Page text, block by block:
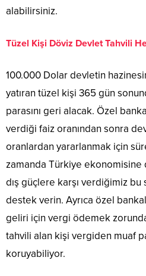
alabilirsiniz.
Tüzel Kişi Döviz Devlet Tahvili
100.000 Dolar devletin
yatıran tüzel kişi 365 gün
parasını geri alacak. Özel
verdiği faiz oranından sonra
oranlardan yararlanmak için süre
zamanda Türkiye ekonomisine
dış güçlere karşı verdiğimiz bu
destek verin. Ayrıca özel
geliri için vergi ödemek
tahvili alan kişi vergiden muaf
koruyabiliyor.